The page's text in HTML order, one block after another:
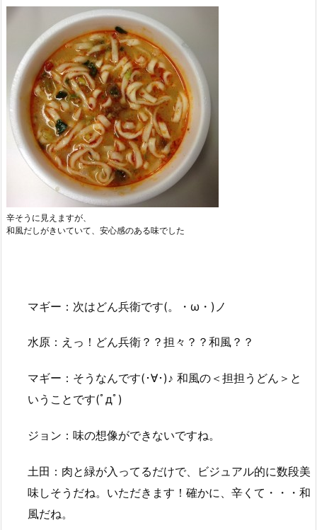
辛そうに見えますが、
和風だしがきいていて、安心感のある味でした
マギー：次はどん兵衛です(。・ω・)ノ
水原：えっ！どん兵衛？？担々？？和風？？
マギー：そうなんです(･∀･)♪ 和風の＜担担うどん＞と
いうことです(ﾟдﾟ)
ジョン：味の想像ができないですね。
土田：肉と緑が入ってるだけで、ビジュアル的に数段美
味しそうだね。いただきます！確かに、辛くて・・・和
風だね。